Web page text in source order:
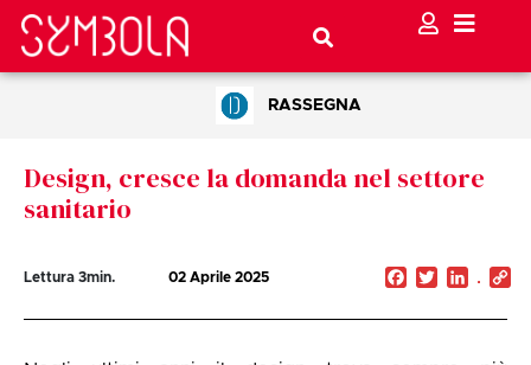
RASSEGNA
Design, cresce la domanda nel settore
sanitario
Lettura 3min. 02 Aprile 2025 Facebook
Twitter